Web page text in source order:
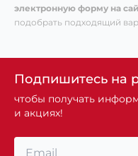
электронную форму на
подобрать подходящий
Подпишитесь на
чтобы получать
и акциях!